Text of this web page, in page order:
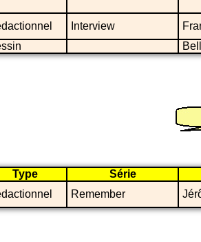
Interview
Type
Série
Remember